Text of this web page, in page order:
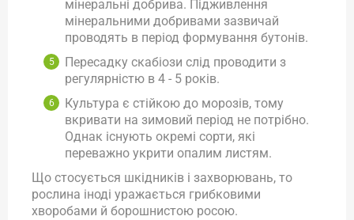
мінеральні добрива. Підживлення
мінеральними добривами зазвичай
проводять в період формування бутонів.
Пересадку скабіози слід проводити з
регулярністю в 4 - 5 років.
Культура є стійкою до морозів, тому
вкривати на зимовий період не потрібно.
Однак існують окремі сорти, які
переважно укрити опалим листям.
Що стосується шкідників і захворювань, то
рослина іноді уражається грибковими
хворобами й борошнистою росою.